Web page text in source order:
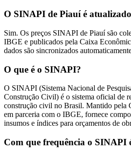
O SINAPI de Piauí é
Sim. Os preços SINAPI de Piauí são
IBGE e publicados pela Caixa
dados são sincronizados
O que é o SINAPI?
O SINAPI (Sistema Nacional de
Construção Civil) é o sistema oficial de
construção civil no Brasil. Mantido pela
em parceria com o IBGE, fornece
insumos e índices para orçamentos de
Com que frequência o SINAPI